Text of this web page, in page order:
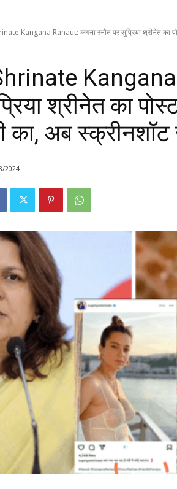
Kangana Ranaut: कंगना रनौत पर सुप्रिया श्रीनेत का
श्रीनेत का
का, अब
2024